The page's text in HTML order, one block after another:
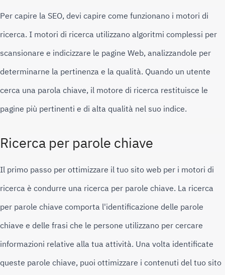
Per capire la SEO, devi capire come funzionano i motori di
ricerca. I motori di ricerca utilizzano algoritmi complessi per
scansionare e indicizzare le pagine Web, analizzandole per
determinarne la pertinenza e la qualità. Quando un utente
cerca una parola chiave, il motore di ricerca restituisce le
pagine più pertinenti e di alta qualità nel suo indice.
Ricerca per parole chiave
Il primo passo per ottimizzare il tuo sito web per i motori di
ricerca è condurre una ricerca per parole chiave. La ricerca
per parole chiave comporta l'identificazione delle parole
chiave e delle frasi che le persone utilizzano per cercare
informazioni relative alla tua attività. Una volta identificate
queste parole chiave, puoi ottimizzare i contenuti del tuo sito